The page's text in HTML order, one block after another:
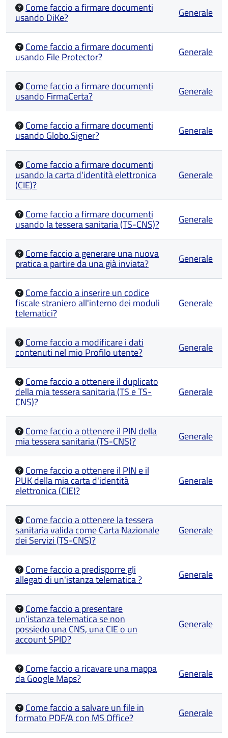
Come faccio a firmare documenti
usando DiKe? Generale
Come faccio a firmare documenti
usando File Protector? Generale
Come faccio a firmare documenti
usando FirmaCerta? Generale
Come faccio a firmare documenti
usando Globo.Signer? Generale
Come faccio a firmare documenti
usando la carta d'identità elettronica
(CIE)?
Generale
Come faccio a firmare documenti
usando la tessera sanitaria (TS-CNS)? Generale
Come faccio a generare una nuova
pratica a partire da una già inviata? Generale
Come faccio a inserire un codice
fiscale straniero all'interno dei moduli
telematici?
Generale
Come faccio a modificare i dati
contenuti nel mio Profilo utente? Generale
Come faccio a ottenere il duplicato
della mia tessera sanitaria (TS e TS-
CNS)?
Generale
Come faccio a ottenere il PIN della
mia tessera sanitaria (TS-CNS)? Generale
Come faccio a ottenere il PIN e il
PUK della mia carta d'identità
elettronica (CIE)?
Generale
Come faccio a ottenere la tessera
sanitaria valida come Carta Nazionale
dei Servizi (TS-CNS)?
Generale
Come faccio a predisporre gli
allegati di un'istanza telematica ? Generale
Come faccio a presentare
un'istanza telematica se non
possiedo una CNS, una CIE o un
account SPID?
Generale
Come faccio a ricavare una mappa
da Google Maps? Generale
Come faccio a salvare un file in
formato PDF/A con MS Office? Generale